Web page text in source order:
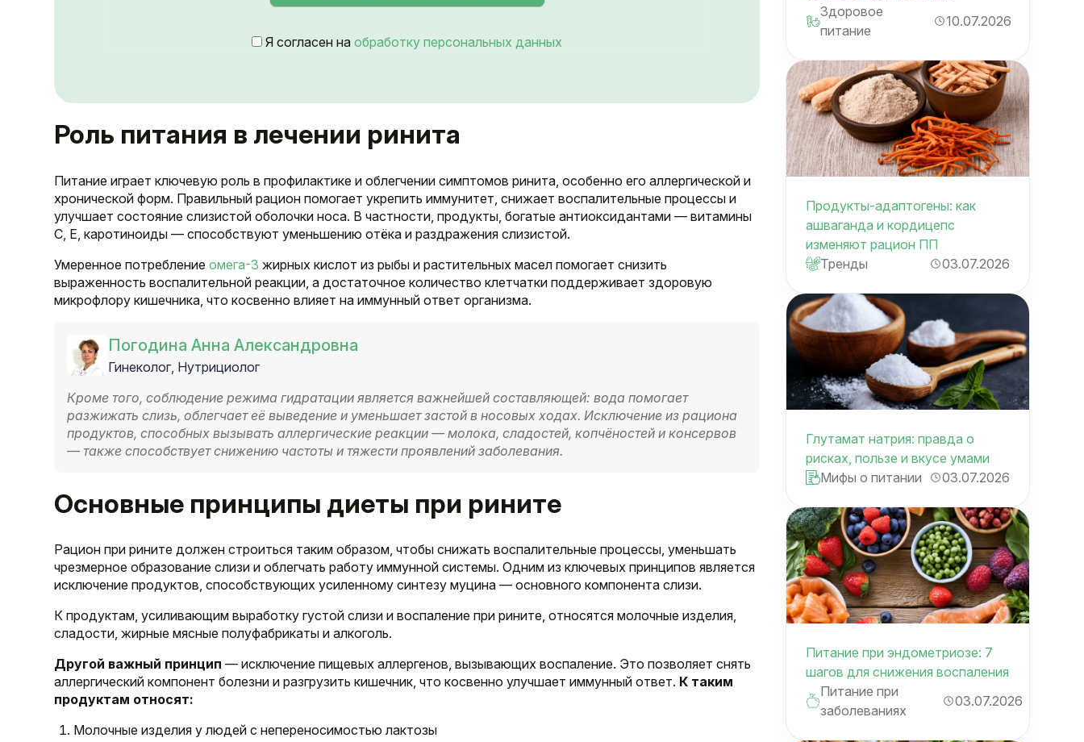
Я согласен на обработку персональных данных
Роль питания в лечении ринита
Питание играет ключевую роль в профилактике и облегчении симптомов ринита, особенно его аллергической и
хронической форм. Правильный рацион помогает укрепить иммунитет, снижает воспалительные процессы и
улучшает состояние слизистой оболочки носа. В частности, продукты, богатые антиоксидантами — витамины
C, E, каротиноиды — способствуют уменьшению отёка и раздражения слизистой.
Умеренное потреблениеомега-3 жирных кислот из рыбы и растительных масел помогает снизить
выраженность воспалительной реакции, а достаточное количество клетчатки поддерживает здоровую
микрофлору кишечника, что косвенно влияет на иммунный ответ организма.
Погодина Анна Александровна
Гинеколог, Нутрициолог
Кроме того, соблюдение режима гидратации является важнейшей составляющей: вода помогает
разжижать слизь, облегчает её выведение и уменьшает застой в носовых ходах. Исключение из рациона
продуктов, способных вызывать аллергические реакции — молока, сладостей, копчёностей и консервов
— также способствует снижению частоты и тяжести проявлений заболевания.
Основные принципы диеты при рините
Рацион при рините должен строиться таким образом, чтобы снижать воспалительные процессы, уменьшать
чрезмерное образование слизи и облегчать работу иммунной системы. Одним из ключевых принципов является
исключение продуктов, способствующих усиленному синтезу муцина — основного компонента слизи.
К продуктам, усиливающим выработку густой слизи и воспаление при рините, относятся молочные изделия,
сладости, жирные мясные полуфабрикаты и алкоголь.
Другой важный принцип — исключение пищевых аллергенов, вызывающих воспаление. Это позволяет снять
аллергический компонент болезни и разгрузить кишечник, что косвенно улучшает иммунный ответ. К таким
продуктам относят:
Молочные изделия у людей с непереносимостью лактозы
Здоровое
питание
10.07.2026
Продукты-адаптогены: как
ашваганда и кордицепс
изменяют рацион ПП
Тренды
03.07.2026
Глутамат натрия: правда о
рисках, пользе и вкусе умами
Мифы о питании
03.07.2026
Питание при эндометриозе: 7
шагов для снижения воспаления
Питание при
заболеваниях
03.07.2026